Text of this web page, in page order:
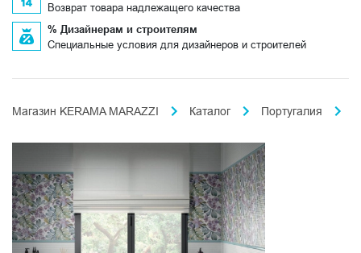
Возврат товара надлежащего качества
% Дизайнерам и строителям
Специальные условия для дизайнеров и строителей
Магазин KERAMA MARAZZI Каталог Португалия